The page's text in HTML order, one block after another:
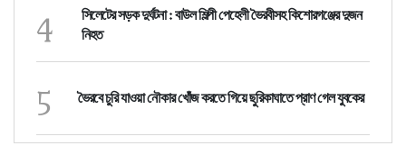
4
সিলেটের সড়ক দুর্ঘটনা : বাউল শিল্পী পেহেলী ভৈরবীসহ কিশোরগঞ্জের দুজন
নিহত
5 ভৈরবে চুরি যাওয়া নৌকার খোঁজ করতে গিয়ে ছুরিকাঘাতে প্রাণ গেল যুবকের